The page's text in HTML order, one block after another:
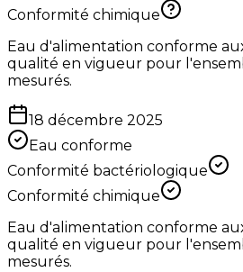
Conformité chimique
Eau d'alimentation conforme
qualité en vigueur pour
mesurés.
18 décembre 2025
Eau conforme
Conformité bactériologique
Conformité chimique
Eau d'alimentation conforme
qualité en vigueur pour
mesurés.